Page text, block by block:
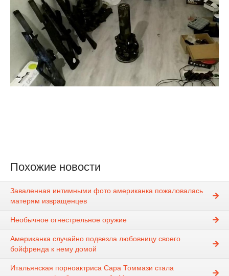
Похожие новости
Заваленная интимными фото американка пожаловалась
матерям извращенцев
Необычное огнестрельное оружие
Американка случайно подвезла любовницу своего
бойфренда к нему домой
Итальянская порноактриса Сара Томмази стала